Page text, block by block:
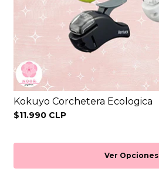
Kokuyo Corchetera Ecologica
$11.990 CLP
Ver Opciones